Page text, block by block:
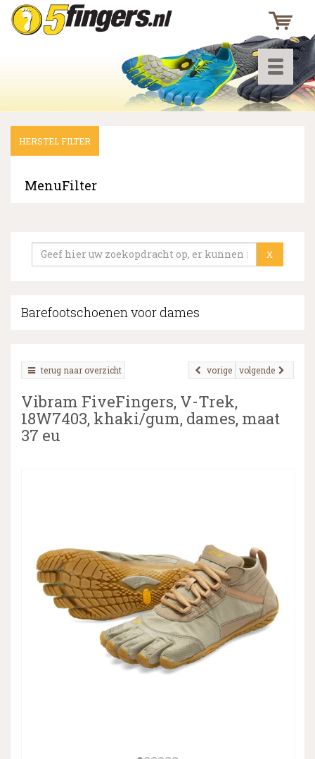
Toggle
▼
▼
HERSTEL FILTER
MenuFilter
X
Barefootschoenen voor dames
terug naar overzicht volgende
vorige
Vibram FiveFingers, V-Trek,
18W7403, khaki/gum, dames, maat
37 eu